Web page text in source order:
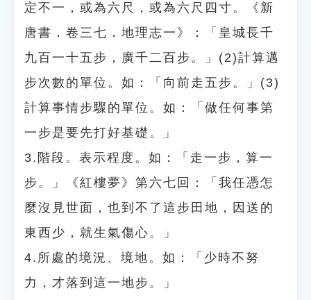
定不一，或為六尺，或為六尺四寸。《新
唐書．卷三七．地理志一》：「皇城長千
九百一十五步，廣千二百步。」(2)計算邁
步次數的單位。如：「向前走五步。」(3)
計算事情步驟的單位。如：「做任何事第
一步是要先打好基礎。」
3.階段。表示程度。如：「走一步，算一
步。」《紅樓夢》第六七回：「我任憑怎
麼沒見世面，也到不了這步田地，因送的
東西少，就生氣傷心。」
4.所處的境況、境地。如：「少時不努
力，才落到這一地步。」